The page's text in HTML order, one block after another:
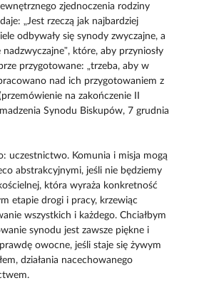
zjednoczenia rodziny
„Jest rzeczą jak najbardziej
odbywały się synody zwyczajne, a
które, aby przyniosły
przygotowane: „trzeba, aby w
nad ich przygotowaniem z
na zakończenie II
Synodu Biskupów, 7 grudnia
uczestnictwo. Komunia i misja mogą
abstrakcyjnymi, jeśli nie będziemy
która wyraża konkretność
etapie drogi i pracy, krzewiąc
wszystkich i każdego. Chciałbym
synodu jest zawsze piękne i
owocne, jeśli staje się żywym
działania nacechowanego